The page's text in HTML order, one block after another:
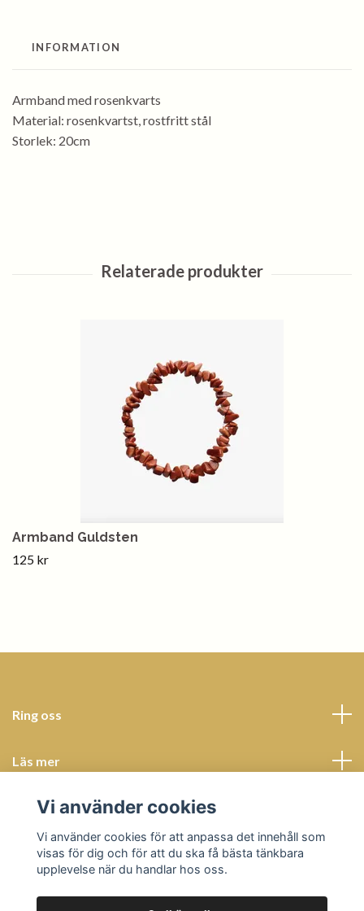
INFORMATION
Armband med rosenkvarts
Material: rosenkvartst, rostfritt stål
Storlek: 20cm
Armband Guldsten
125 kr
Ring oss
Läs mer
Sociala medier
Vi använder cookies
Vi använder cookies för att anpassa det innehåll som
visas för dig och för att du ska få bästa tänkbara
upplevelse när du handlar hos oss.